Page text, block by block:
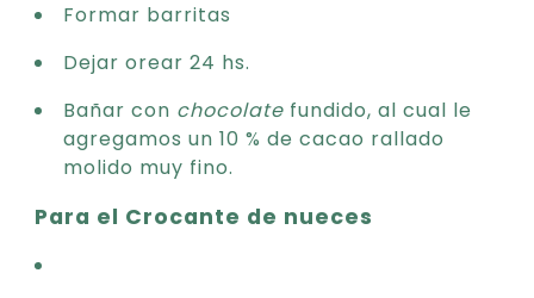
Formar barritas
Dejar orear 24 hs.
Bañar con chocolate fundido, al cual le
agregamos un 10 % de cacao rallado
molido muy fino.
Para el Crocante de nueces